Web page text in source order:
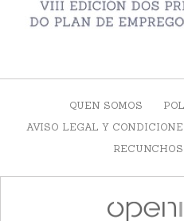
QUEN SOMOS
AVISO LEGAL Y